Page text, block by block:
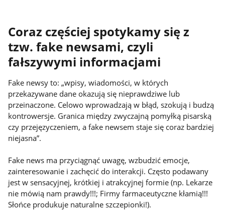
Coraz częściej spotykamy się z
tzw. fake newsami, czyli
fałszywymi informacjami
Fake newsy to: „wpisy, wiadomości, w których
przekazywane dane okazują się nieprawdziwe lub
przeinaczone. Celowo wprowadzają w błąd, szokują i budzą
kontrowersje. Granica między zwyczajną pomyłką pisarską
czy przejęzyczeniem, a fake newsem staje się coraz bardziej
niejasna”.
Fake news ma przyciągnąć uwagę, wzbudzić emocje,
zainteresowanie i zachęcić do interakcji. Często podawany
jest w sensacyjnej, krótkiej i atrakcyjnej formie (np. Lekarze
nie mówią nam prawdy!!!; Firmy farmaceutyczne kłamią!!!
Słońce produkuje naturalne szczepionki!).